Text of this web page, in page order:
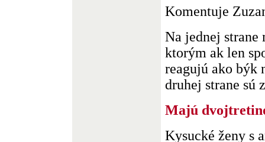
Komentuje
Na jednej strane
ktorým ak len
reagujú ako býk
druhej strane sú
Majú
Kysucké ženy s